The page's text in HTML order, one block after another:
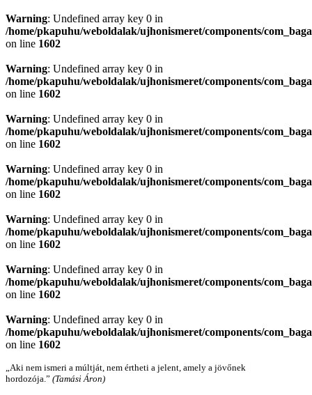
Warning: Undefined array key 0 in
/home/pkapuhu/weboldalak/ujhonismeret/components/
on line 1602
Warning: Undefined array key 0 in
/home/pkapuhu/weboldalak/ujhonismeret/components/
on line 1602
Warning: Undefined array key 0 in
/home/pkapuhu/weboldalak/ujhonismeret/components/
on line 1602
Warning: Undefined array key 0 in
/home/pkapuhu/weboldalak/ujhonismeret/components/
on line 1602
Warning: Undefined array key 0 in
/home/pkapuhu/weboldalak/ujhonismeret/components/
on line 1602
Warning: Undefined array key 0 in
/home/pkapuhu/weboldalak/ujhonismeret/components/
on line 1602
Warning: Undefined array key 0 in
/home/pkapuhu/weboldalak/ujhonismeret/components/
on line 1602
„Aki nem ismeri a múltját, nem értheti a jelent, amely a jövőnek
hordozója.” (Tamási Áron)